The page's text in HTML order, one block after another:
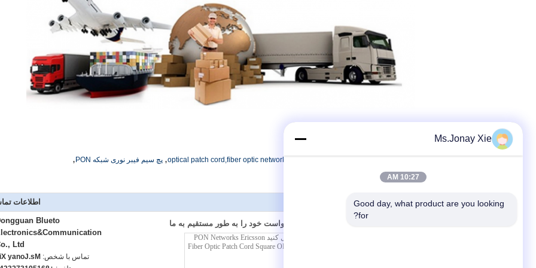
برچسب: optical patch cord,fiber optic network cable,fiber optic patch cables
, پچ سیم فیبر نوری شبکه PON ,
وصله سیم فیبر نوری ODC مربع
اطلاعات
Blueto
Ltd
تماس با شخص: Xie
ارسال درخواست خود را به طور مستقیم به ما
Ms.Jonay Xie
10:27 AM
Good day, what product are you looking
for?